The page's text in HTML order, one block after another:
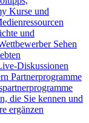
Kurse und
und
Sehen
Diskussionen
Partnerprogramme
die Sie kennen und
ergänzen